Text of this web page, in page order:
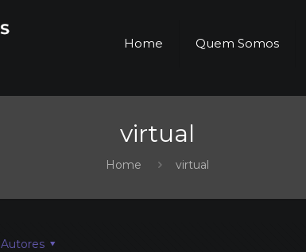
Home Quem Somos
virtual
Home virtual
Autores